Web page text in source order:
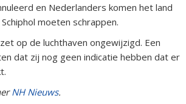
en Nederlanders komen het land
moeten schrappen.
op de luchthaven ongewijzigd. Een
dat zij nog geen indicatie hebben dat er
NH Nieuws.